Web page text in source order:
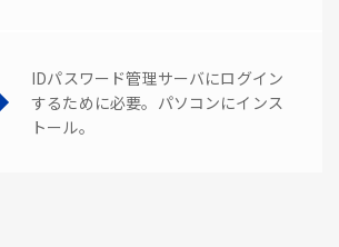
IDパスワード管理サーバにログイン
するために必要。パソコンにインス
トール。